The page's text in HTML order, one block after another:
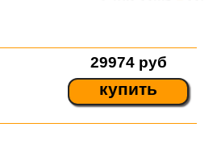
29974 руб
купить